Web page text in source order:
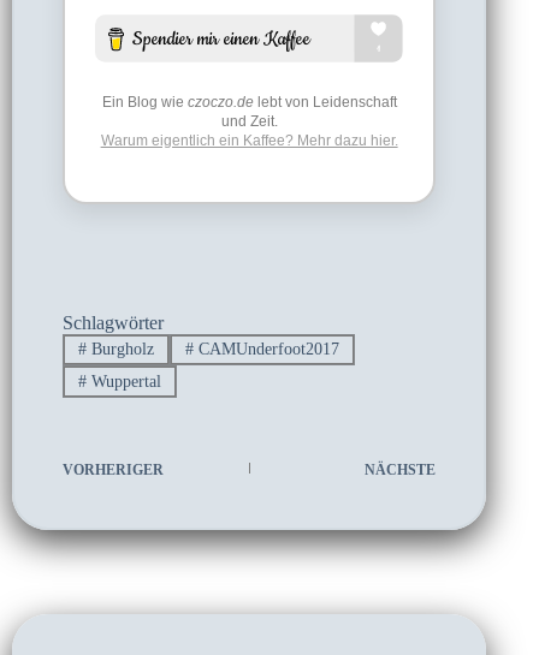
Ein Blog wie czoczo.delebt von Leidenschaft
und Zeit.
Warum eigentlich ein Kaffee? Mehr dazu hier.
Schlagwörter
#Burgholz #CAMUnderfoot2017
#Wuppertal
VORHERIGER NÄCHSTE